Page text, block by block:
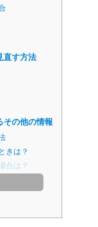
直す方法
その他の情報
きは？
合は？
い合わせ先